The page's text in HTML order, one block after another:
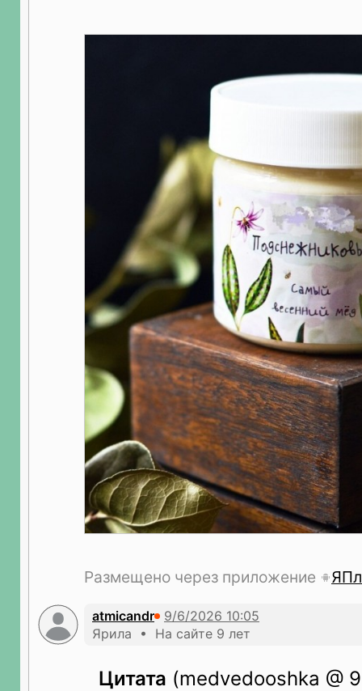
Размещено через приложение
atmicandr
Ярила • На сайте 9 лет
Цитата (medvedooshka @